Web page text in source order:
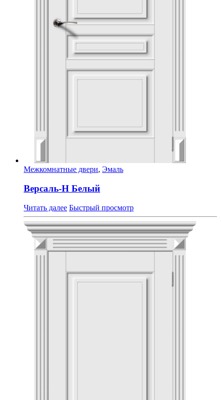
Межкомнатные двери, Эмаль
Версаль-Н Белый
Читать далее Быстрый просмотр